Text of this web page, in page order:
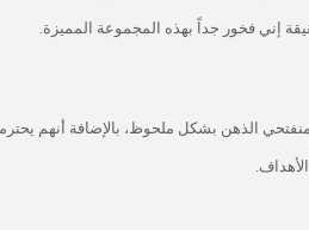
إني فخور جداً بهذه المجموعة المميزة.
منفتحي الذهن بشكل ملحوظ، بالإضافة أنهم
.